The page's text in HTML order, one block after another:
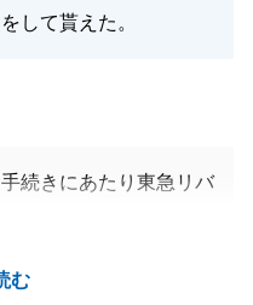
して貰えた。
む
続きにあたり東急リバ
大変嬉しく存じます。